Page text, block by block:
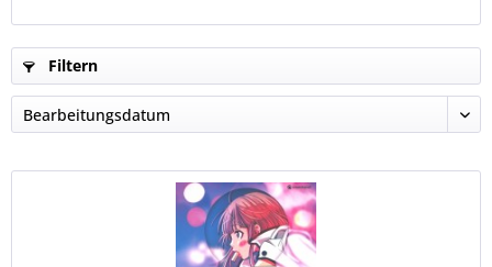
Filtern